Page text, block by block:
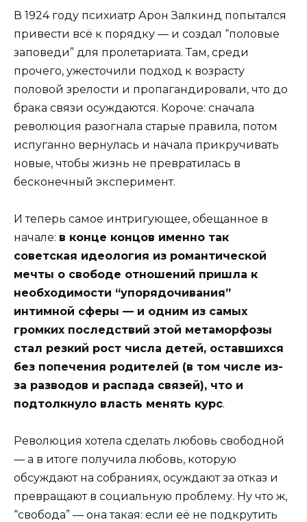
В 1924 году психиатр Арон Залкинд попытался
привести всё к порядку — и создал “половые
заповеди” для пролетариата. Там, среди
прочего, ужесточили подход к возрасту
половой зрелости и пропагандировали, что до
брака связи осуждаются. Короче: сначала
революция разогнала старые правила, потом
испуганно вернулась и начала прикручивать
новые, чтобы жизнь не превратилась в
бесконечный эксперимент.
И теперь самое интригующее, обещанное в
начале: в конце концов именно так
советская идеология из романтической
мечты о свободе отношений пришла к
необходимости “упорядочивания”
интимной сферы — и одним из самых
громких последствий этой метаморфозы
стал резкий рост числа детей, оставшихся
без попечения родителей (в том числе из-
за разводов и распада связей), что и
подтолкнуло власть менять курс.
Революция хотела сделать любовь свободной
— а в итоге получила любовь, которую
обсуждают на собраниях, осуждают за отказ и
превращают в социальную проблему. Ну что ж,
“свобода” — она такая: если её не подкрутить